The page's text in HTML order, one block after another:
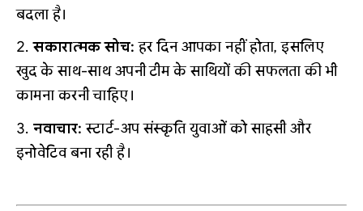
बदला है।
सकारात्मक सोच: हर दिन आपका नहीं होता, इसलिए
खुद के साथ-साथ अपनी टीम के साथियों की सफलता की भी
कामना करनी चाहिए।
नवाचार: स्टार्ट-अप संस्कृति युवाओं को साहसी और
इनोवेटिव बना रही है।